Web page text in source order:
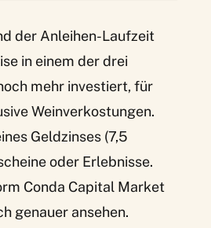
der Anleihen-Laufzeit
in einem der drei
mehr investiert, für
Weinverkostungen.
Geldzinses (7,5
oder Erlebnisse.
Conda Capital Market
genauer ansehen.